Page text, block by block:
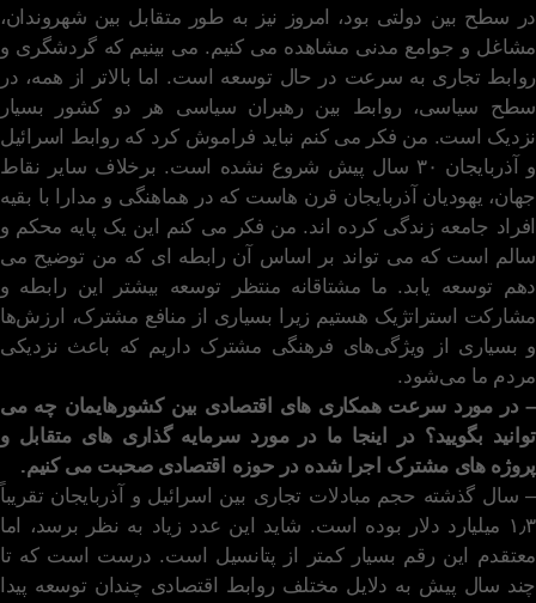
در سطح بین دولتی بود، امروز نیز به طور متقابل بین شهروندان،
مشاغل و جوامع مدنی مشاهده می کنیم. می بینیم که گردشگری و
روابط تجاری به سرعت در حال توسعه است. اما بالاتر از همه، در
سطح سیاسی، روابط بین رهبران سیاسی هر دو کشور بسیار
نزدیک است. من فکر می کنم نباید فراموش کرد که روابط اسرائیل
و آذربایجان ۳۰ سال پیش شروع نشده است. برخلاف سایر نقاط
جهان، یهودیان آذربایجان قرن هاست که در هماهنگی و مدارا با بقیه
افراد جامعه زندگی کرده اند. من فکر می کنم این یک پایه محکم و
سالم است که می تواند بر اساس آن رابطه ای که من توضیح می
دهم توسعه یابد. ما مشتاقانه منتظر توسعه بیشتر این رابطه و
مشارکت استراتژیک هستیم زیرا بسیاری از منافع مشترک، ارزش‌ها
و بسیاری از ویژگی‌های فرهنگی مشترک داریم که باعث نزدیکی
مردم ما می‌شود.
– در مورد سرعت همکاری های اقتصادی بین کشورهایمان چه می
توانید بگویید؟ در اینجا ما در مورد سرمایه گذاری های متقابل و
پروژه های مشترک اجرا شده در حوزه اقتصادی صحبت می کنیم.
– سال گذشته حجم مبادلات تجاری بین اسرائیل و آذربایجان تقریباً
۱٫۳ میلیارد دلار بوده است. شاید این عدد زیاد به نظر برسد، اما
معتقدم این رقم بسیار کمتر از پتانسیل است. درست است که تا
چند سال پیش به دلایل مختلف روابط اقتصادی چندان توسعه پیدا